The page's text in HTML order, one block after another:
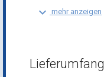
keyboard_arrow_down mehr anzeigen
Lieferumfang